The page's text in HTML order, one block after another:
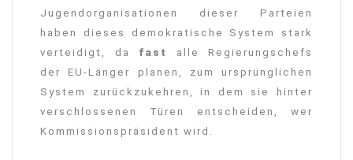
Jugendorganisationen dieser Parteien
haben dieses demokratische System stark
verteidigt, da fast
alle Regierungschefs
der EU-Länger planen, zum ursprünglichen
System zurückzukehren, in dem sie hinter
verschlossenen Türen entscheiden, wer
Kommissionspräsident wird.